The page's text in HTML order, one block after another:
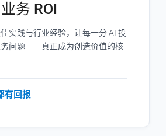
务 ROI
实践与行业经验，让每一分 AI 投
问题 —— 真正成为创造价值的核
有回报